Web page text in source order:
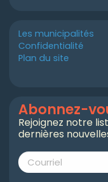
Les municipalités
Confidentialité
Plan du site
Abonnez-
Rejoignez notre
dernières